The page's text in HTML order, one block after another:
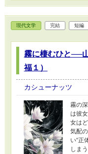
現代文学 完結 短編
霧に棲むひと──
福１）
カシューナッツ
霧の
は彼
女は
気配
い“正
しま